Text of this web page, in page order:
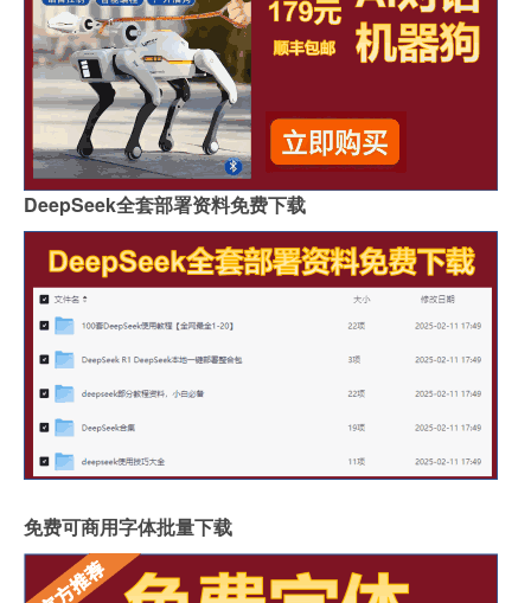
DeepSeek全套部署资料免费下载
免费可商用字体批量下载